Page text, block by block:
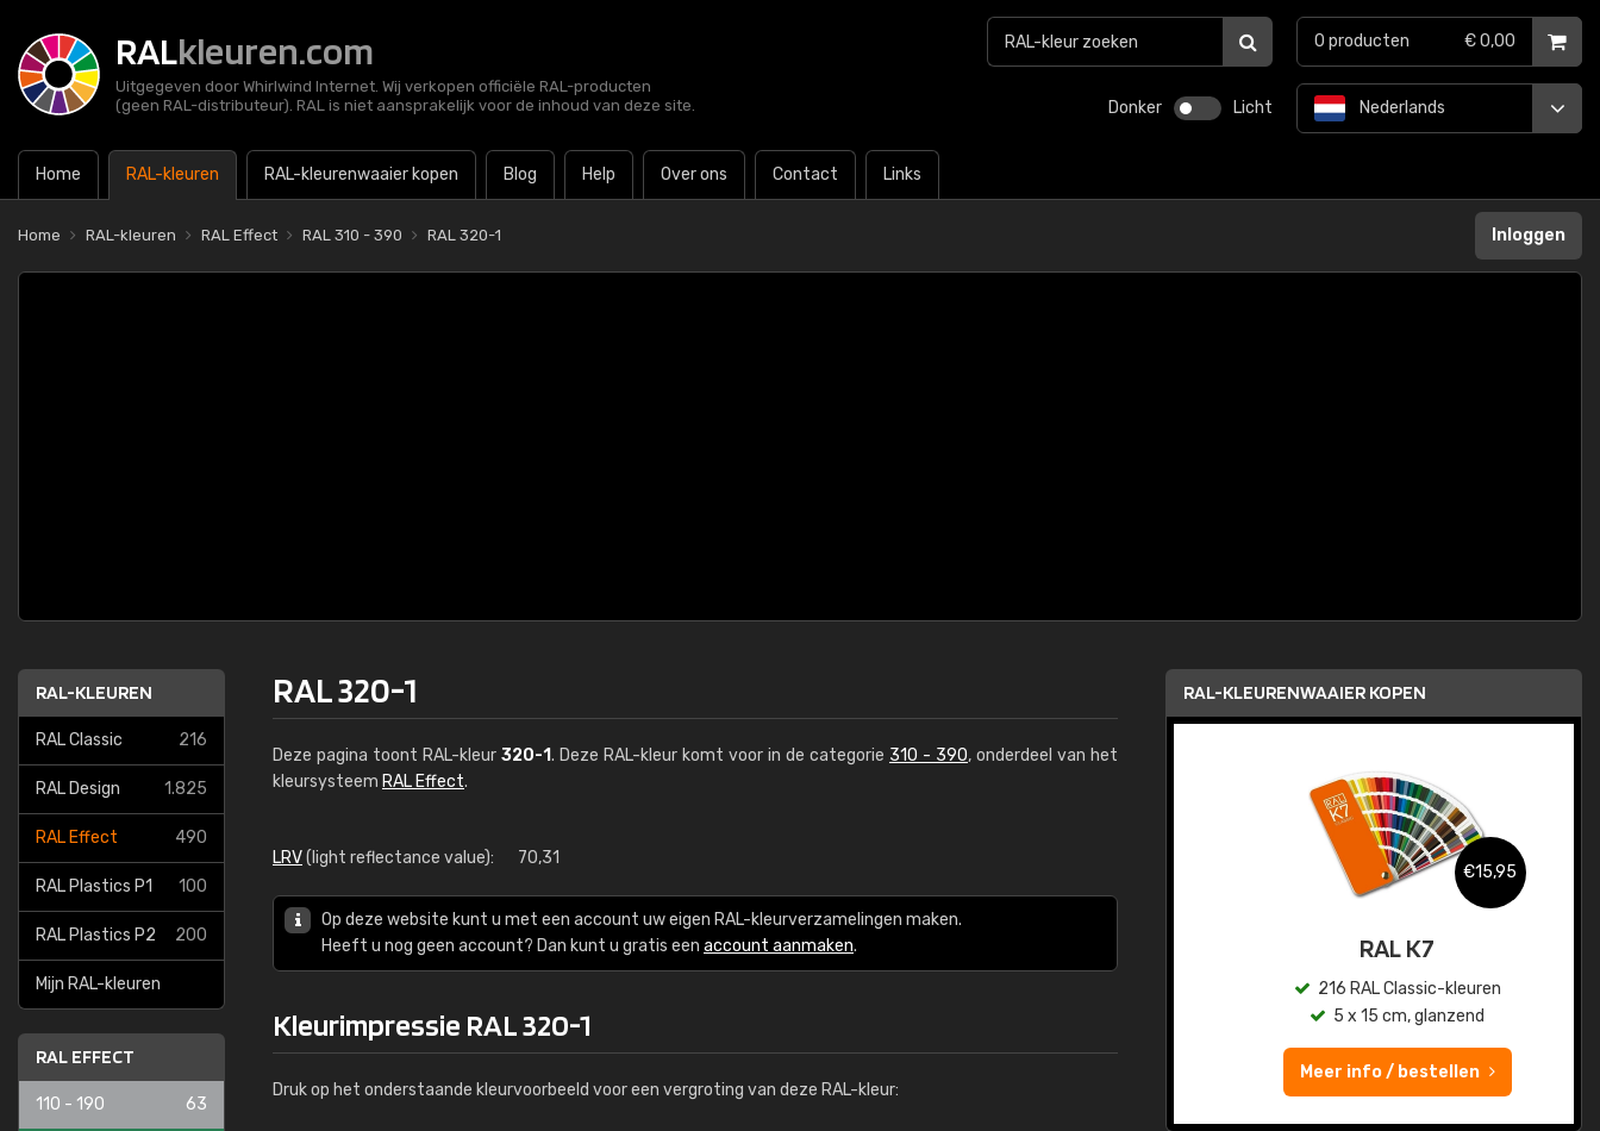
RALkleuren.com
Uitgegeven door Whirlwind Internet. Wij verkopen officiële RAL-producten
(geen RAL-distributeur). RAL is niet aansprakelijk voor de inhoud van deze site.
Donker Licht
Home RAL-kleuren RAL-kleurenwaaier kopen Blog Help Over ons Contact Links
Nederlands
0 producten € 0,00
Home RAL-kleuren RAL Effect RAL 310 - 390 RAL 320-1 Inloggen
RAL-KLEUREN
RAL Classic 216
RAL Design 1.825
RAL Effect 490
RAL Plastics P1 100
RAL Plastics P2 200
Mijn RAL-kleuren
RAL EFFECT
110 - 190 63
RAL 320-1
Deze pagina toont RAL-kleur 320-1. Deze RAL-kleur komt voor in de categorie 310 - 390, onderdeel van het
kleursysteem RAL Effect.
LRV(light reflectance value): 70,31
Op deze website kunt u met een account uw eigen RAL-kleurverzamelingen maken.
Heeft u nog geen account? Dan kunt u gratis een account aanmaken.
Kleurimpressie RAL 320-1
Druk op het onderstaande kleurvoorbeeld voor een vergroting van deze RAL-kleur:
RAL-KLEURENWAAIER KOPEN
RAL K7 op waterbasis
€15,95
RAL K7
216 RAL Classic-kleuren
5 x 15 cm, glanzend
Meer info / bestellen